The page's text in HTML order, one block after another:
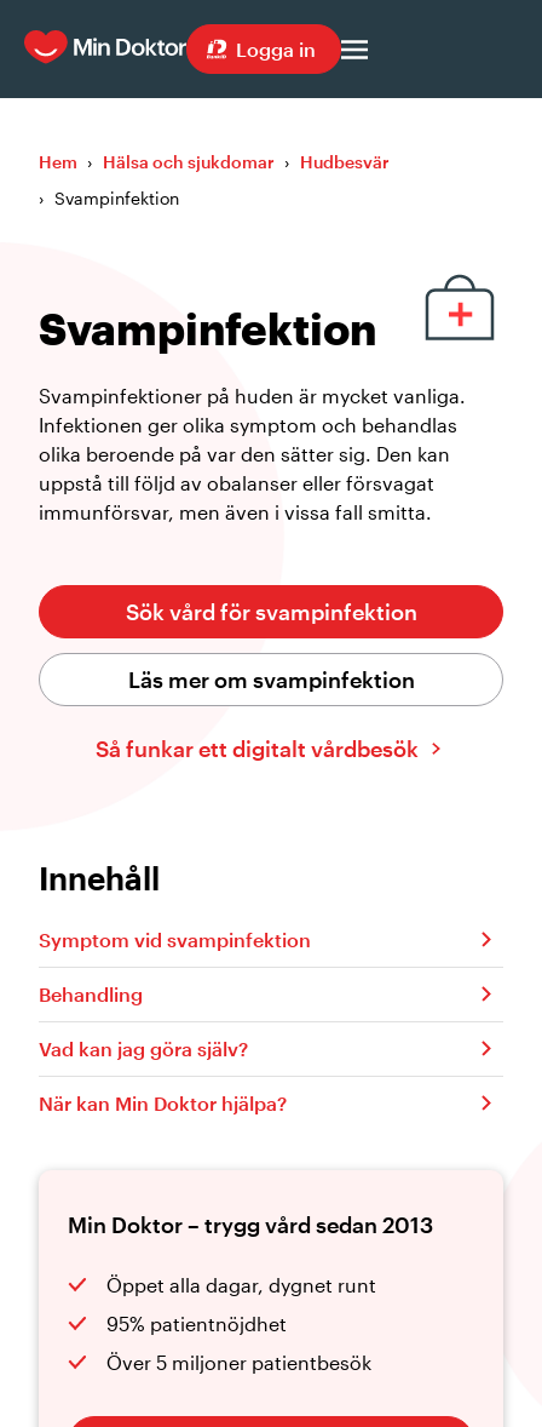
Logga in
Hem › Hälsa och sjukdomar › Hudbesvär
› Svampinfektion
Svampinfektion
Svampinfektioner på huden är mycket vanliga.
Infektionen ger olika symptom och behandlas
olika beroende på var den sätter sig. Den kan
uppstå till följd av obalanser eller försvagat
immunförsvar, men även i vissa fall smitta.
Läs mer om svampinfektion
Sök vård för svampinfektion
Så funkar ett digitalt vårdbesök
Innehåll
Symptom vid svampinfektion
Behandling
Vad kan jag göra själv?
När kan Min Doktor hjälpa?
Min Doktor – trygg vård sedan 2013
Öppet alla dagar, dygnet runt
95% patientnöjdhet
Över 5 miljoner patientbesök